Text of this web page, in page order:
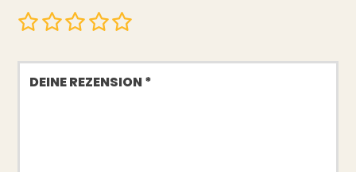
Deine
Rezension